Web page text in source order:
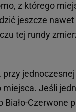
z którego
jeszcze
tej rundy
Jeśli
Biało-Czerwone